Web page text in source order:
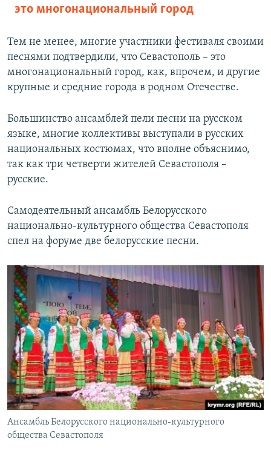
это многонациональный город
Тем не менее, многие участники фестиваля своими
песнями подтвердили, что Севастополь – это
многонациональный город, как, впрочем, и другие
крупные и средние города в родном Отечестве.
Большинство ансамблей пели песни на русском
языке, многие коллективы выступали в русских
национальных костюмах, что вполне объяснимо,
так как три четверти жителей Севастополя –
русские.
Самодеятельный ансамбль Белорусского
национально-культурного общества Севастополя
спел на форуме две белорусские песни.
Ансамбль Белорусского национально-культурного
общества Севастополя